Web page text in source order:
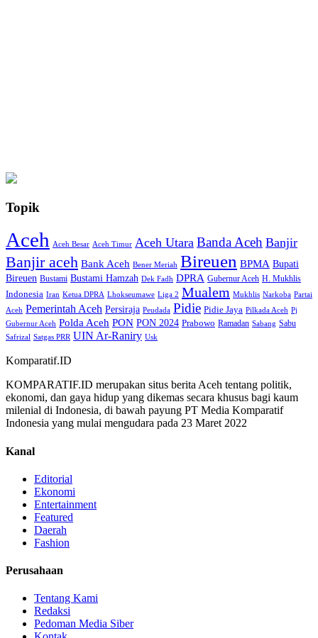
Topik
Aceh Aceh Besar Aceh Timur Aceh Utara Banda Aceh Banjir
Banjir aceh Bank Aceh Bener Meriah Bireuen BPMA Bupati
Bireuen Bustami Bustami Hamzah Dek Fadh DPRA Gubernur Aceh H. Mukhlis
Indonesia Iran Ketua DPRA Lhokseumawe Liga 2 Mualem Mukhlis Narkoba Partai
Aceh Pemerintah Aceh Persiraja Peudada Pidie Pidie Jaya Pilkada Aceh Pj
Gubernur Aceh Polda Aceh PON PON 2024 Prabowo Ramadan Sabang Sabu
Safrizal Satgas PRR UIN Ar-Raniry Usk
Komparatif.ID
KOMPARATIF.ID merupakan situs berita Aceh tentang politik,
ekonomi, dan gaya hidup yang dikemas secara khusus bagi kaum
milenial di Indonesia, di bawah payung PT Media Komparatif
Indonesia yang mulai mengudara pada 23 Maret 2022
Kanal
Editorial
Ekonomi
Entertainment
Featured
Daerah
Fashion
Perusahaan
Tentang Kami
Redaksi
Pedoman Media Siber